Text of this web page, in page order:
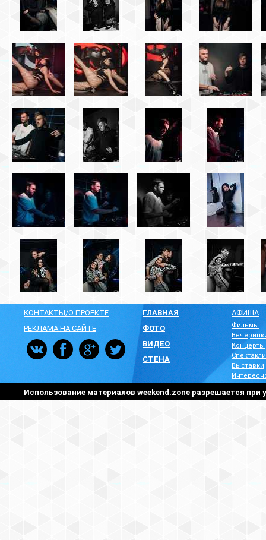
КОНТАКТЫ/О ПРОЕКТЕ
РЕКЛАМА НА САЙТЕ
ГЛАВНАЯ
ФОТО
ВИДЕО
СТЕНА
АФИША
Фильмы
Концерты
Спектакли
Выставки
Использование материалов weekend.zone разрешается